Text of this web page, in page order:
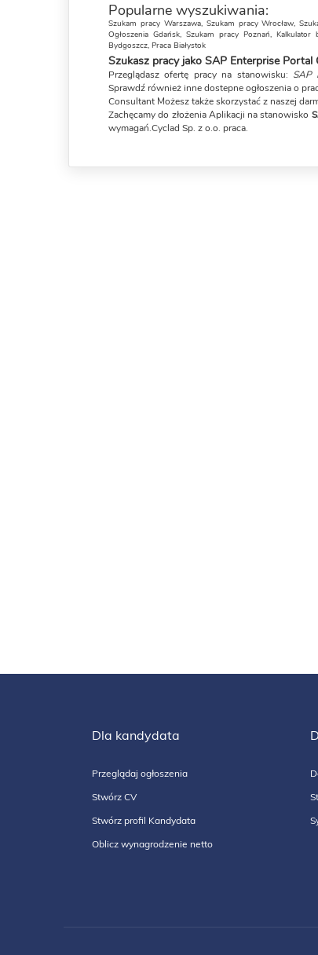
Popularne wyszukiwania:
Szukam pracy Warszawa, Szukam pracy Wrocław,
Ogłoszenia Gdańsk, Szukam pracy Poznań, Kalkulator
Bydgoszcz, Praca Białystok
Szukasz pracy jako SAP Enterprise Portal
Przeglądasz ofertę pracy na stanowisku: SAP
Sprawdź również inne dostepne ogłoszenia o
Consultant Możesz także skorzystać z naszej
Zachęcamy do złożenia Aplikacji na stanowisko
wymagań.Cyclad Sp. z o.o. praca.
Dla kandydata
Przeglądaj ogłoszenia
Stwórz CV
Stwórz profil Kandydata
Oblicz wynagrodzenie netto